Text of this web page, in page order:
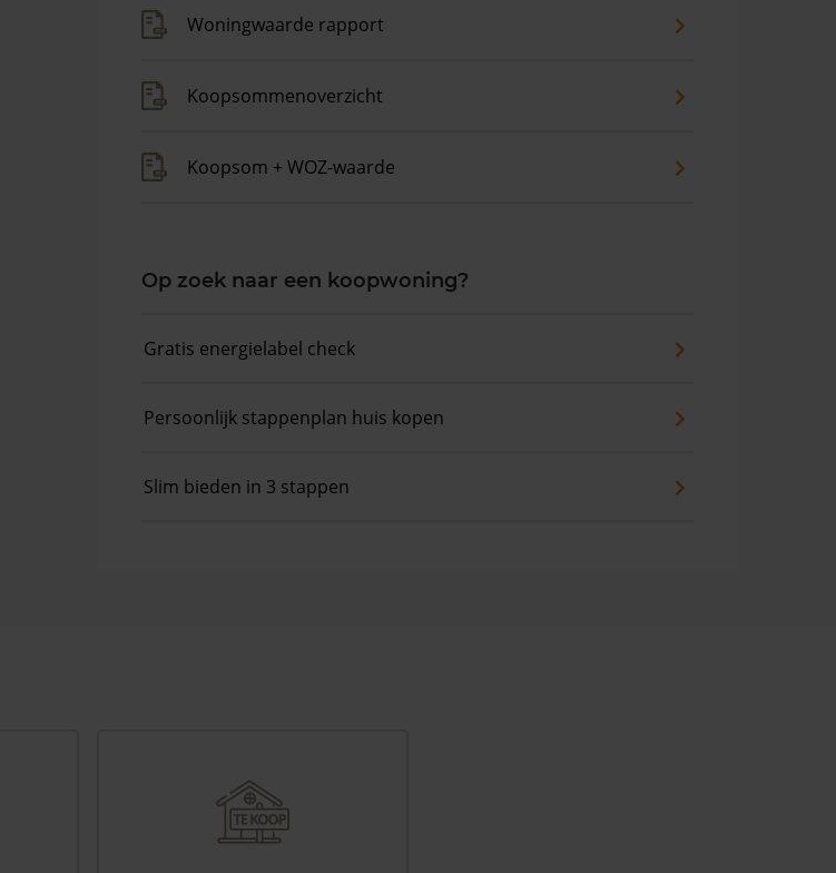
Woningwaarde rapport
Koopsommenoverzicht
Koopsom + WOZ-waarde
Op zoek naar een koopwoning?
Gratis energielabel check
Persoonlijk stappenplan huis kopen
Slim bieden in 3 stappen